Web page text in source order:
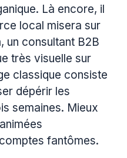
Là encore, il
local misera sur
un consultant B2B
très visuelle sur
classique consiste
dépérir les
semaines. Mieux
fantômes.